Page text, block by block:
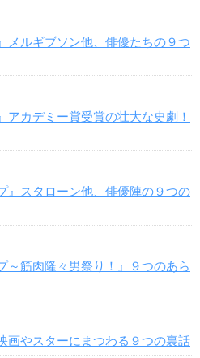
メルギブソン他、俳優たちの９つ
アカデミー賞受賞の壮大な史劇！
』スタローン他、俳優陣の９つの
～筋肉隆々男祭り！』９つのあら
画やスターにまつわる９つの裏話